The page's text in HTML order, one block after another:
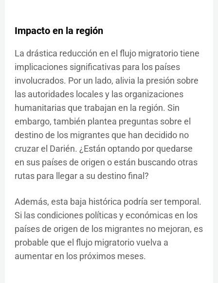
Impacto en la región
La drástica reducción en el flujo migratorio tiene
implicaciones significativas para los países
involucrados. Por un lado, alivia la presión sobre
las autoridades locales y las organizaciones
humanitarias que trabajan en la región. Sin
embargo, también plantea preguntas sobre el
destino de los migrantes que han decidido no
cruzar el Darién. ¿Están optando por quedarse
en sus países de origen o están buscando otras
rutas para llegar a su destino final?
Además, esta baja histórica podría ser temporal.
Si las condiciones políticas y económicas en los
países de origen de los migrantes no mejoran, es
probable que el flujo migratorio vuelva a
aumentar en los próximos meses.